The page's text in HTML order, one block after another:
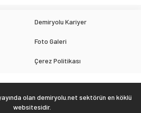
Demiryolu Kariyer
Foto Galeri
Çerez Politikası
olan demiryolu.net sektörün en köklü
websitesidir.